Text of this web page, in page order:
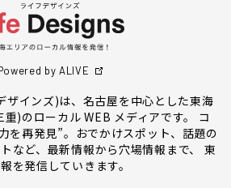
by ALIVE
インズ)は、名古屋を中心とした東海
)のローカル WEB メディアです。 コ
を再発見”。おでかけスポット、話題の
など、最新情報から穴場情報まで、 東
を発信していきます。